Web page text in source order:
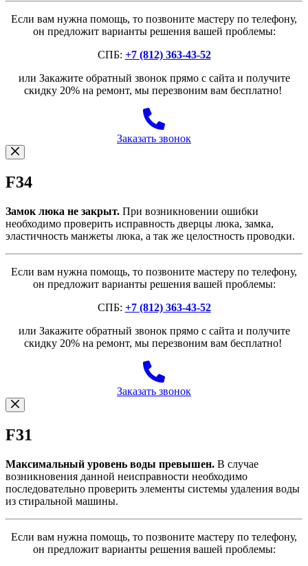
Если вам нужна помощь, то позвоните мастеру по телефону,
он предложит варианты решения вашей проблемы:
СПБ: +7 (812) 363-43-52
или Закажите обратный звонок прямо с сайта и получите
скидку 20% на ремонт, мы перезвоним вам бесплатно!
Заказать звонок
F34
Замок люка не закрыт. При возникновении ошибки
необходимо проверить исправность дверцы люка, замка,
эластичность манжеты люка, а так же целостность проводки.
Если вам нужна помощь, то позвоните мастеру по телефону,
он предложит варианты решения вашей проблемы:
СПБ: +7 (812) 363-43-52
или Закажите обратный звонок прямо с сайта и получите
скидку 20% на ремонт, мы перезвоним вам бесплатно!
Заказать звонок
F31
Максимальный уровень воды превышен. В случае
возникновения данной неисправности необходимо
последовательно проверить элементы системы удаления воды
из стиральной машины.
Если вам нужна помощь, то позвоните мастеру по телефону,
он предложит варианты решения вашей проблемы: